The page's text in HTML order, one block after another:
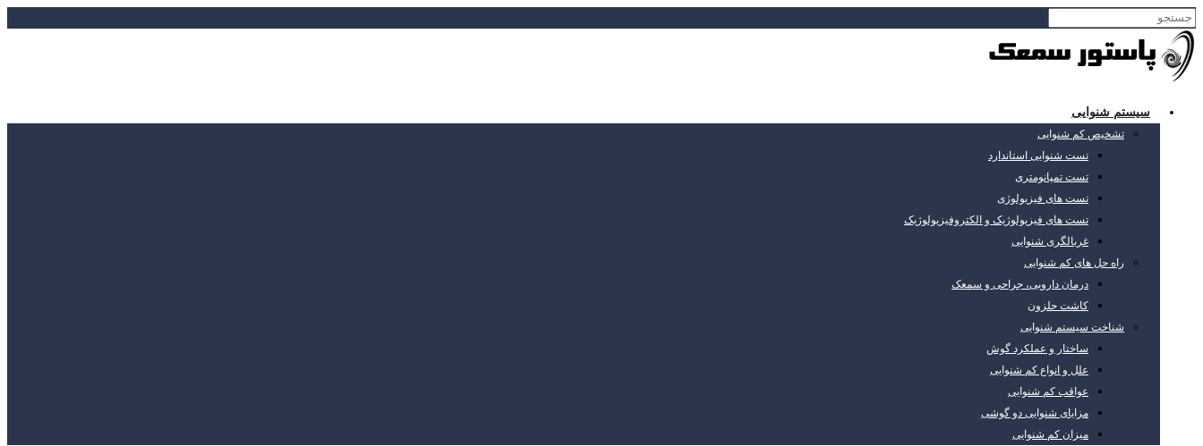
سیستم شنوایی
تشخیص کم شنوایی
تست شنوایی استاندارد
تست تمپانومتری
تست های فیزیولوژی
تست های فیزیولوژیک و الکتروفیزیولوژیک
غربالگری شنوایی
راه حل های کم شنوایی
درمان دارویی، جراحی و سمعک
کاشت حلزون
شناخت سیستم شنوایی
ساختار و عملکرد گوش
علل و انواع کم شنوایی
عواقب کم شنوایی
مزایای شنوایی دو گوشی
میزان کم شنوایی